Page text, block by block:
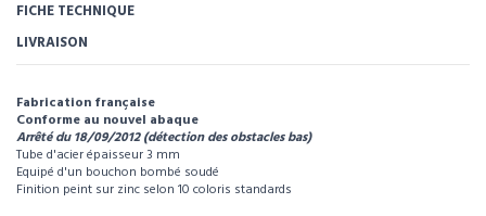
FICHE TECHNIQUE
LIVRAISON
Fabrication française
Conforme au nouvel abaque
Arrêté du 18/09/2012 (détection des obstacles bas)
Tube d'acier épaisseur 3 mm
Equipé d'un bouchon bombé soudé
Finition peint sur zinc selon 10 coloris standards